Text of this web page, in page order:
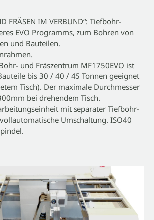
FRÄSEN IM VERBUND“: Tiefbohr-
EVO Programms, zum Bohren von
und Bauteilen.
und Fräszentrum MF1750EVO ist
bis 30 / 40 / 45 Tonnen geeignet
Tisch). Der maximale Durchmesser
bei drehendem Tisch.
mit separater Tiefbohr-
Umschaltung. ISO40